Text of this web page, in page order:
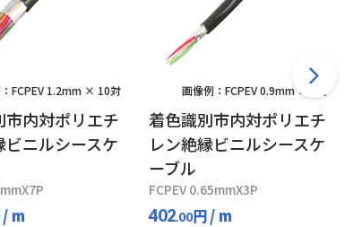
FCPEV 1.2mm × 10対
市内対ポリエチ
ビニルシースケ
/ m
画像例：FCPEV 0.9mm × 5対
着色識別市内対ポリエチ
レン絶縁ビニルシースケ
ーブル
FCPEV 0.65mmX3P
402.00円/ m